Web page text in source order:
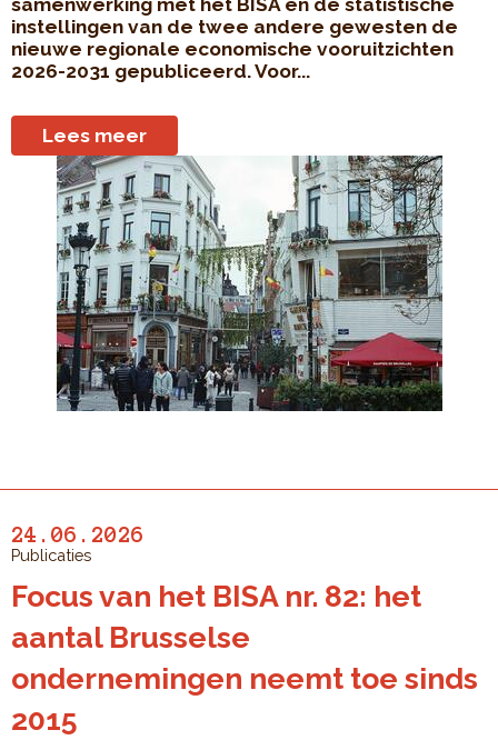
samenwerking met het BISA en de statistische
instellingen van de twee andere gewesten de
nieuwe regionale economische vooruitzichten
2026-2031 gepubliceerd. Voor...
Lees meer
24.06.2026
Publicaties
Focus van het BISA nr. 82: het
aantal Brusselse
ondernemingen neemt toe sinds
2015